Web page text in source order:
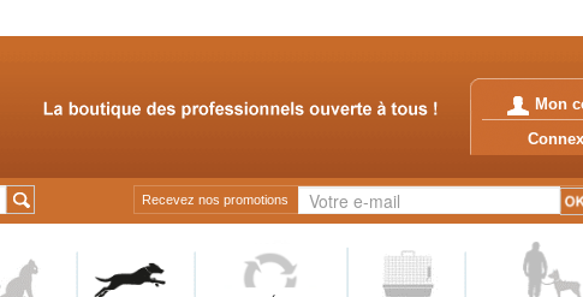
Mon
Recevez nos promotions